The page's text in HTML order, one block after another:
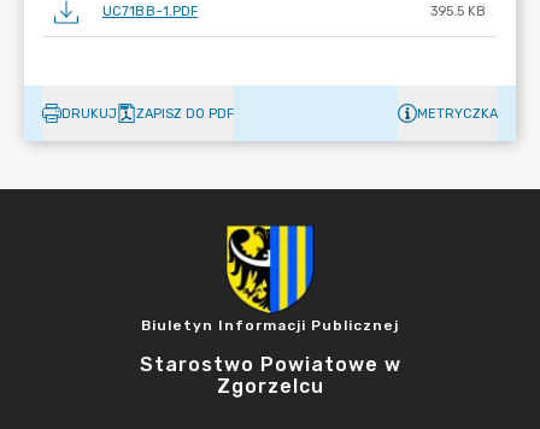
UC71BB~1.PDF 395.5 KB
DRUKUJ ZAPISZ DO PDF METRYCZKA
Biuletyn Informacji Publicznej
Starostwo Powiatowe w
Zgorzelcu